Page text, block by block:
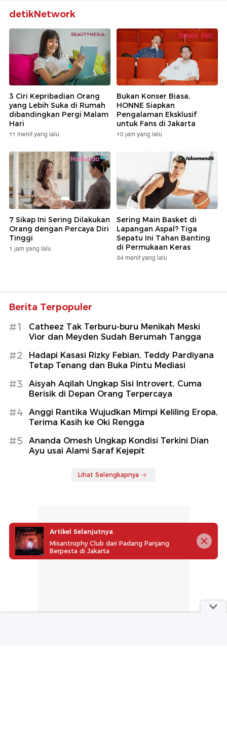
detikNetwork
3 Ciri Kepribadian Orang
yang Lebih Suka di Rumah
dibandingkan Pergi Malam
Hari
11 menit yang lalu
Bukan Konser Biasa,
HONNE Siapkan
Pengalaman Eksklusif
untuk Fans di Jakarta
10 jam yang lalu
7 Sikap Ini Sering Dilakukan
Orang dengan Percaya Diri
Tinggi
1 jam yang lalu
Sering Main Basket di
Lapangan Aspal? Tiga
Sepatu Ini Tahan Banting
di Permukaan Keras
34 menit yang lalu
Berita Terpopuler
#1
Catheez Tak Terburu-buru Menikah Meski
Vior dan Meyden Sudah Berumah Tangga
#2
Hadapi Kasasi Rizky Febian, Teddy Pardiyana
Tetap Tenang dan Buka Pintu Mediasi
#3
Aisyah Aqilah Ungkap Sisi Introvert, Cuma
Berisik di Depan Orang Terpercaya
#4
Anggi Rantika Wujudkan Mimpi Keliling Eropa,
Terima Kasih ke Oki Rengga
#5
Ananda Omesh Ungkap Kondisi Terkini Dian
Ayu usai Alami Saraf Kejepit
Lihat Selengkapnya
Artikel Selanjutnya
Misantrophy Club dari Padang Panjang
Berpesta di Jakarta